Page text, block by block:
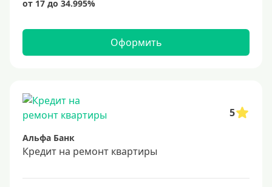
Оформить
5
Альфа Банк
Кредит на ремонт квартиры